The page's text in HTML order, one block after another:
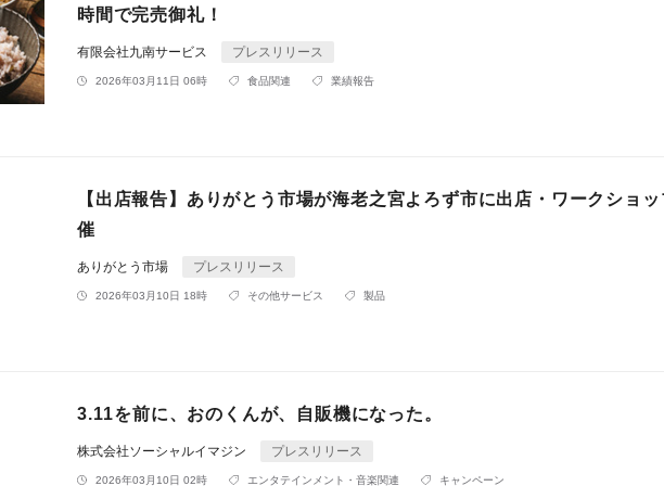
時間で完売御礼！
有限会社九南サービス プレスリリース
2026年03月11日 06時 食品関連 業績報告
【出店報告】ありがとう市場が海老之宮よろず市に出店・ワークショ
催
ありがとう市場 プレスリリース
2026年03月10日 18時 その他サービス 製品
3.11を前に、おのくんが、自販機になった。
株式会社ソーシャルイマジン プレスリリース
2026年03月10日 02時 エンタテインメント・音楽関連 キャンペーン